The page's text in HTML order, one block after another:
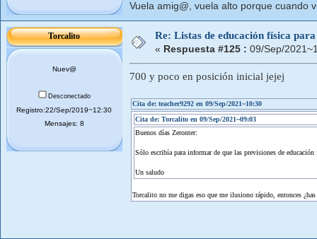
Vuela amig@, vuela alto porque cuando
Torcalito
Nuev@
Desconectado
Registro:22/Sep/2019~12:30
Mensajes: 8
Re: Listas de educación física
« Respuesta #125 : 09/Sep/
700 y poco en posición inicial jejej
Cita de: teacher9292 en 09/Sep/2021~10:30
Cita de: Torcalito en 09/Sep/2021~09:03
Buenos días Zeronter:
Sólo escribía para informar de que las previsiones de
Un saludo
Torcalito no me digas eso que me ilusiono rápido, entonces